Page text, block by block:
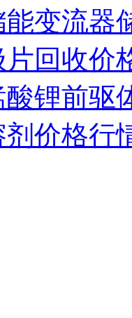
能变流器
片回收价
酸锂前驱
剂价格行